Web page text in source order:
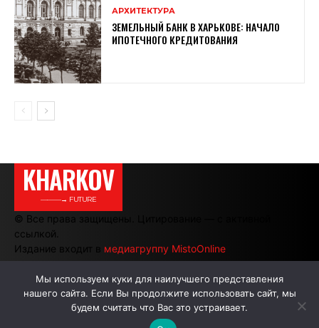
АРХИТЕКТУРА
ЗЕМЕЛЬНЫЙ БАНК В ХАРЬКОВЕ: НАЧАЛО
ИПОТЕЧНОГО КРЕДИТОВАНИЯ
KHARKOV
———→ FUTURE
© Все права защищены. Цитирование — с активной
ссылкой.
Издание входит в медиагруппу MistoOnline
АВТОРЫ РЕКЛАМА НА САЙТЕ
Мы используем куки для наилучшего представления
нашего сайта. Если Вы продолжите использовать сайт, мы
будем считать что Вас это устраивает.